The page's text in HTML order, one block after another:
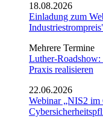
18.08.2026
Einladung zum
Mehrere Termine
Luther-Roadshow:
Praxis realisieren
22.06.2026
Webinar „NIS2 im